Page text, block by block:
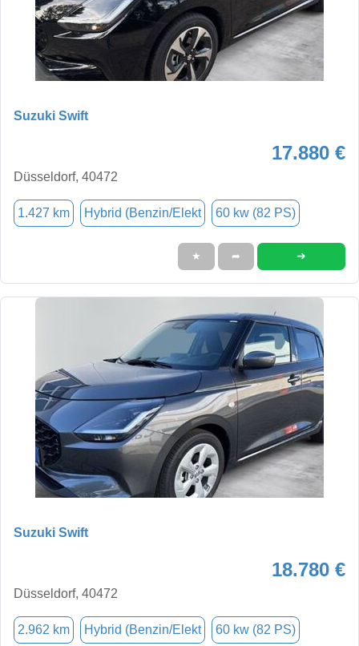
Suzuki Swift
17.880 €
Düsseldorf, 40472
1.427 km Hybrid (Benzin/Elekt 60 kw (82 PS)
★ ➦ ➜
Suzuki Swift
18.780 €
Düsseldorf, 40472
2.962 km Hybrid (Benzin/Elekt 60 kw (82 PS)